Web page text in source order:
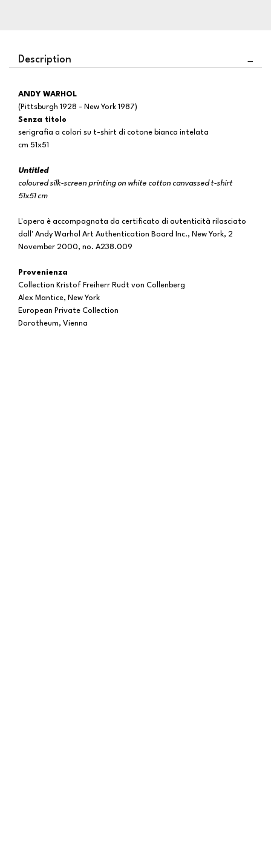
Description
ANDY WARHOL
(Pittsburgh 1928 - New York 1987)
Senza titolo
serigrafia a colori su t-shirt di cotone bianca intelata
cm 51x51
Untitled
coloured silk-screen printing on white cotton canvassed t-shirt
51x51 cm
L'opera è accompagnata da certificato di autenticità rilasciato
dall' Andy Warhol Art Authentication Board Inc., New York, 2
November 2000, no. A238.009
Provenienza
Collection Kristof Freiherr Rudt von Collenberg
Alex Mantice, New York
European Private Collection
Dorotheum, Vienna